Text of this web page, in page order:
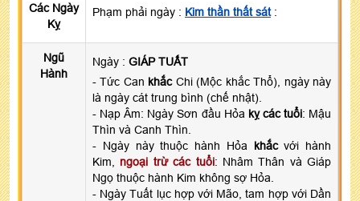
Các Ngày
Kỵ
Phạm phải ngày : Kim thần thất sát:
Ngũ
Hành
Ngày : GIÁP TUẤT
- Tức Can khắcChi (Mộc khắc Thổ), ngày này
là ngày cát trung bình (chế nhật).
- Nạp Âm: Ngày Sơn đầu Hỏa kỵ các tuổi: Mậu
Thìn và Canh Thìn.
- Ngày này thuộc hành Hỏa khắcvới hành
Kim, ngoại trừ các tuổi: Nhâm Thân và Giáp
Ngọ thuộc hành Kim không sợ Hỏa.
- Ngày Tuất lục hợp với Mão, tam hợp với Dần